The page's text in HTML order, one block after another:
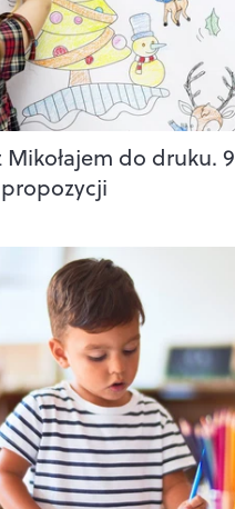
do druku. 9